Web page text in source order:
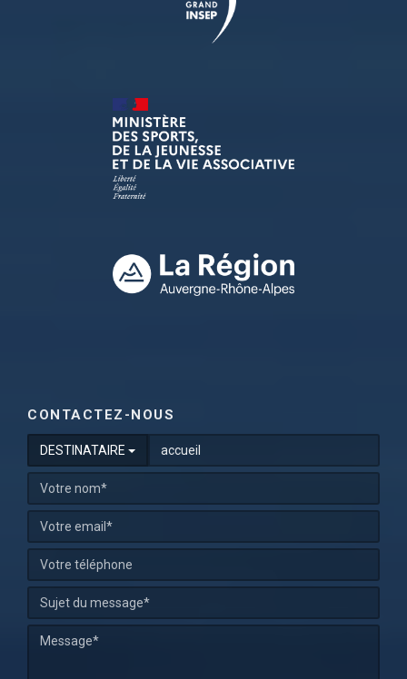
CONTACTEZ-NOUS
DESTINATAIRE